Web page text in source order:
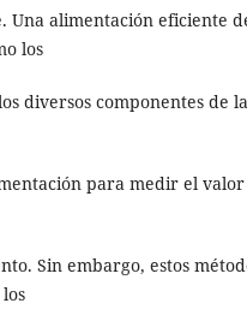
Una alimentación eficiente
los
diversos componentes de
para medir el
Sin embargo, estos